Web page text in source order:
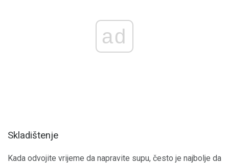
ad
Skladištenje
Kada odvojite vrijeme da napravite supu, često je najbolje da